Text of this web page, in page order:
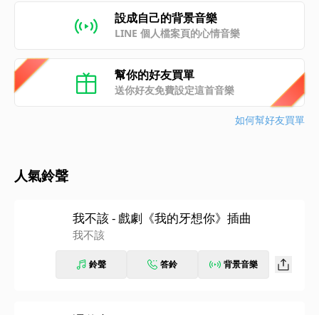
設成自己的背景音樂
LINE 個人檔案頁的心情音樂
幫你的好友買單
送你好友免費設定這首音樂
如何幫好友買單
人氣鈴聲
我不該 - 戲劇《我的牙想你》插曲
我不該
鈴聲 答鈴 背景音樂